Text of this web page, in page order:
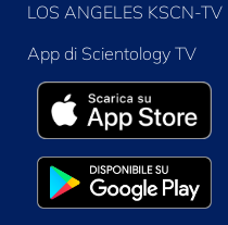
LOS ANGELES KSCN-TV
App di Scientology TV